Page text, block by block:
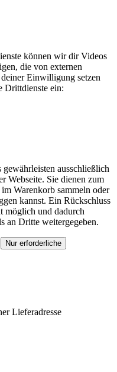
können wir dir Videos
die von externen
Einwilligung setzen
Drittdienste ein:
ausschließlich
Webseite. Sie dienen zum
Warenkorb sammeln oder
kannst. Ein Rückschluss
möglich und dadurch
an Dritte weitergegeben.
Nur erforderliche
Lieferadresse